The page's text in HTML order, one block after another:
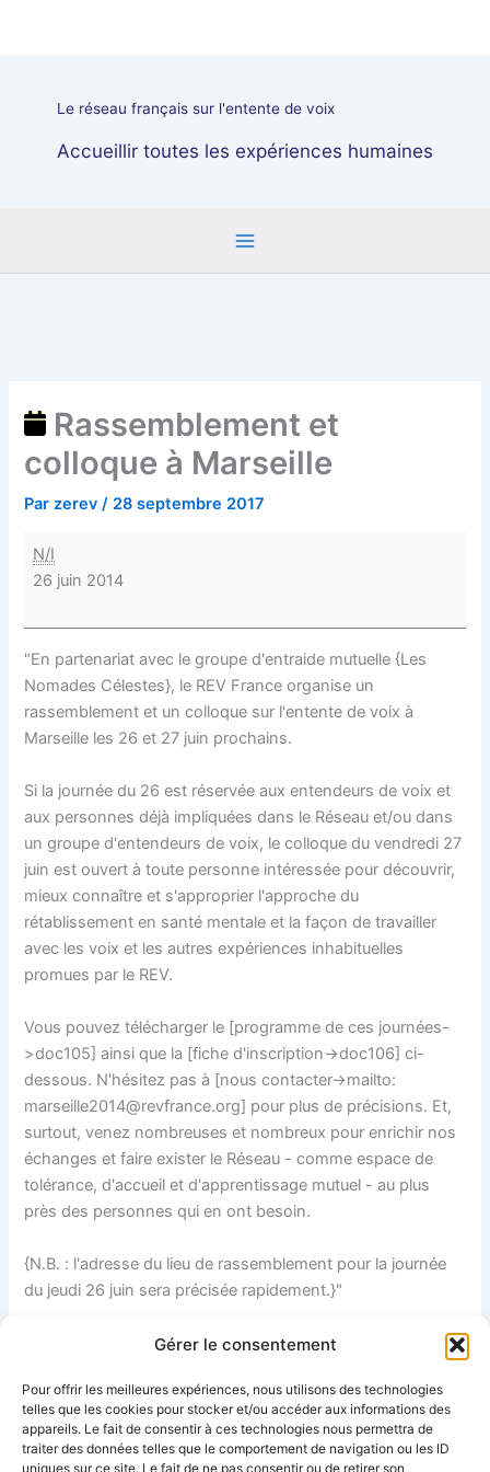
Gérer le consentement
Pour offrir les meilleures expériences, nous utilisons des technologies
telles que les cookies pour stocker et/ou accéder aux informations des
appareils. Le fait de consentir à ces technologies nous permettra de
traiter des données telles que le comportement de navigation ou les ID
uniques sur ce site. Le fait de ne pas consentir ou de retirer son
Le réseau français sur l'entente de voix
Accueillir toutes les expériences humaines
Rassemblement et
colloque à Marseille
Parzerev/ 28 septembre 2017
Marseille
N/I
26 juin 2014
"En partenariat avec le groupe d'entraide mutuelle {Les
Nomades Célestes}, le REV France organise un
rassemblement et un colloque sur l'entente de voix à
Marseille les 26 et 27 juin prochains.
Si la journée du 26 est réservée aux entendeurs de voix et
aux personnes déjà impliquées dans le Réseau et/ou dans
un groupe d'entendeurs de voix, le colloque du vendredi 27
juin est ouvert à toute personne intéressée pour découvrir,
mieux connaître et s'approprier l'approche du
rétablissement en santé mentale et la façon de travailler
avec les voix et les autres expériences inhabituelles
promues par le REV.
Vous pouvez télécharger le [programme de ces journées-
>doc105] ainsi que la [fiche d'inscription->doc106] ci-
dessous. N'hésitez pas à [nous contacter->mailto:
marseille2014@revfrance.org] pour plus de précisions. Et,
surtout, venez nombreuses et nombreux pour enrichir nos
échanges et faire exister le Réseau - comme espace de
tolérance, d'accueil et d'apprentissage mutuel - au plus
près des personnes qui en ont besoin.
{N.B. : l'adresse du lieu de rassemblement pour la journée
du jeudi 26 juin sera précisée rapidement.}"
Voir le calendrier complet